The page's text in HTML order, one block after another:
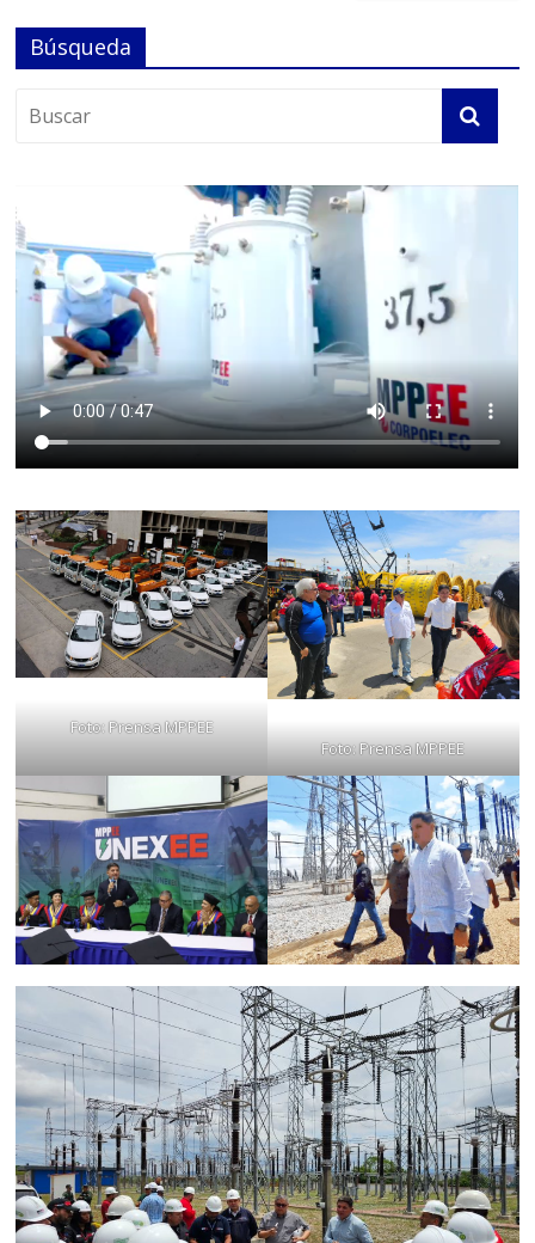
Búsqueda
Foto: Prensa MPPEE
Foto: Prensa MPPEE